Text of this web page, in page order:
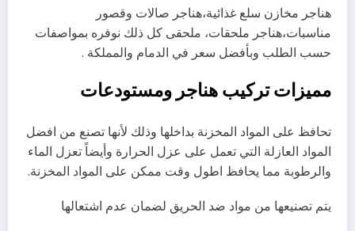
هناجر مخازن سلع غذائية،هناجر صالات وقصور
مناسبات،هناجر ملحقات، ملحقى كل ذلك نوفره بمواصفات
حسب الطلب وبأفضل سعر في الدمام والمملكة .
مميزات تركيب هناجر ومستودعات
تحافظ على المواد المخزنة بداخلها وذلك لأنها تصنع من افضل
المواد العازلة التي تعمل على عزل الحرارة وأيضاً تعزل الماء
والرطوبة مما يحافظ اطول وقت ممكن على المواد المخزنة.
يتم تصنيعها من مواد ضد الحريق لضمان عدم اشتعالها